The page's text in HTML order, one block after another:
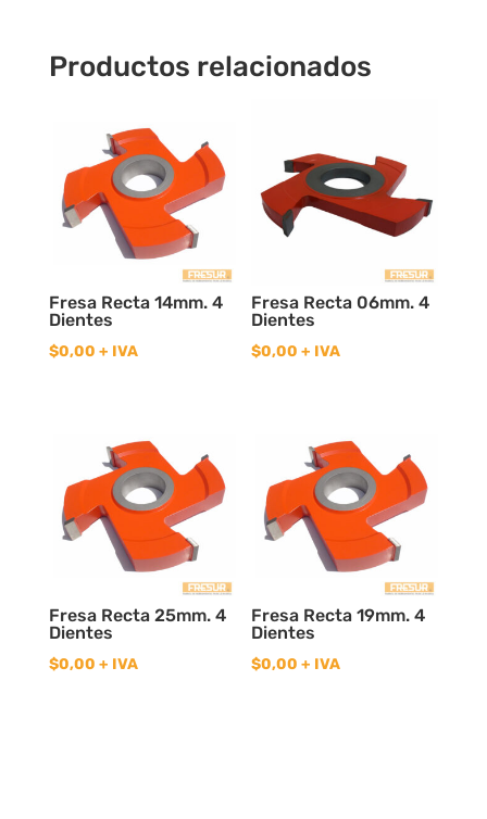
Productos relacionados
Fresa Recta 14mm. 4
Dientes
$0,00 + IVA
Fresa Recta 06mm. 4
Dientes
$0,00 + IVA
Fresa Recta 25mm. 4
Dientes
$0,00 + IVA
Fresa Recta 19mm. 4
Dientes
$0,00 + IVA